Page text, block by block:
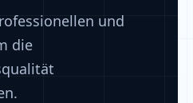
und
die